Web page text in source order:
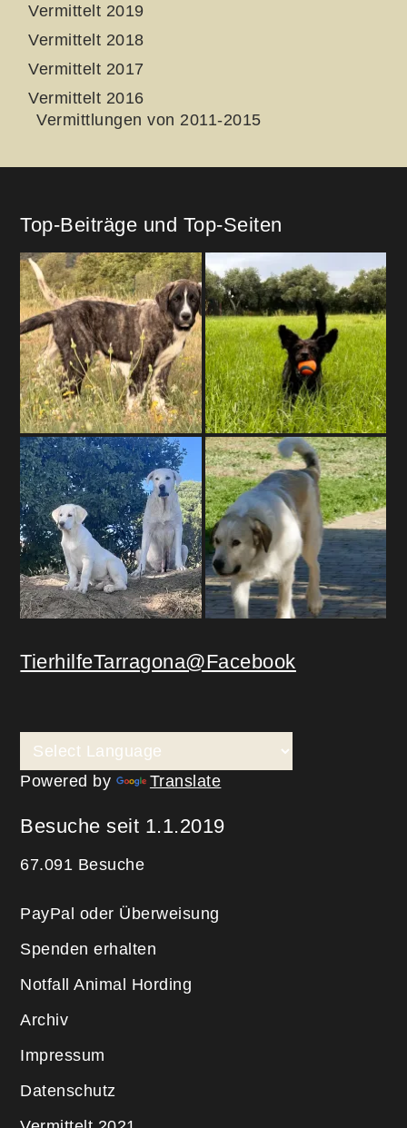
Vermittelt 2019
Vermittelt 2018
Vermittelt 2017
Vermittelt 2016
Vermittlungen von 2011-2015
Top-Beiträge und Top-Seiten
TierhilfeTarragona@Facebook
Powered by Translate
Besuche seit 1.1.2019
67.091 Besuche
PayPal oder Überweisung
Spenden erhalten
Notfall Animal Hording
Archiv
Impressum
Datenschutz